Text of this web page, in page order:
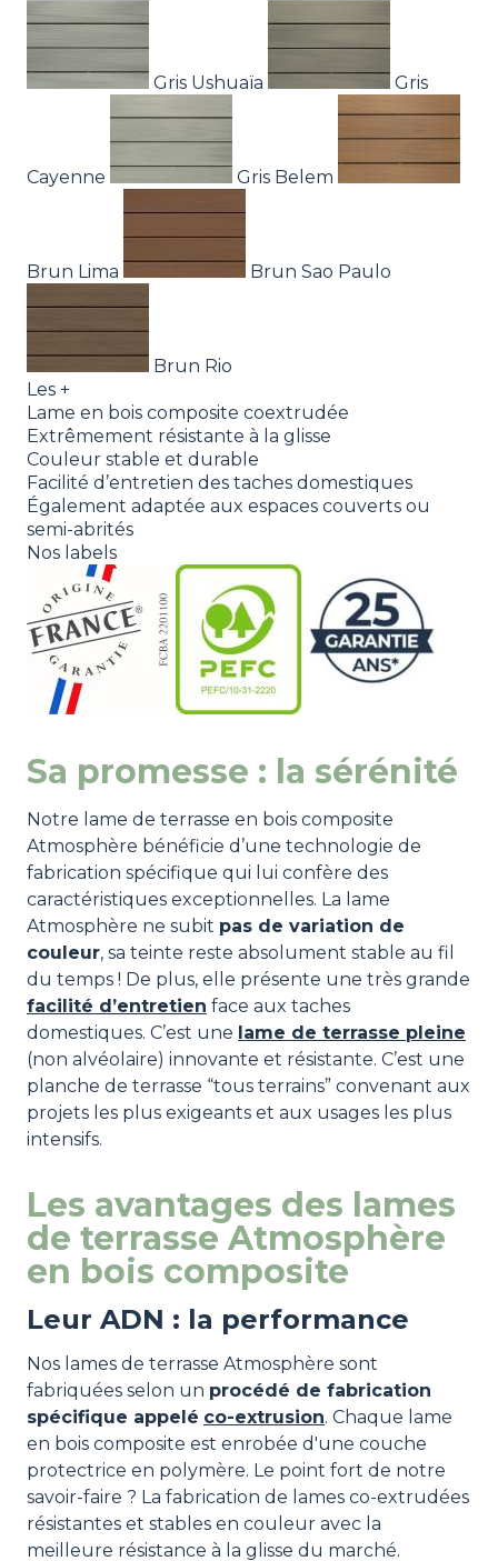
Gris Ushuaïa Gris
Cayenne Gris Belem
Brun Lima Brun Sao Paulo
Brun Rio
Les +
Lame en bois composite coextrudée
Extrêmement résistante à la glisse
Couleur stable et durable
Facilité d’entretien des taches domestiques
Également adaptée aux espaces couverts ou
semi-abrités
Nos labels
Sa promesse : la sérénité
Notre lame de terrasse en bois composite
Atmosphère bénéficie d’une technologie de
fabrication spécifique qui lui confère des
caractéristiques exceptionnelles. La lame
Atmosphère ne subit pas de variation de
couleur, sa teinte reste absolument stable au fil
du temps ! De plus, elle présente une très grande
facilité d’entretien face aux taches
domestiques. C’est une lame de terrasse pleine
(non alvéolaire) innovante et résistante. C’est une
planche de terrasse “tous terrains” convenant aux
projets les plus exigeants et aux usages les plus
intensifs.
Les avantages des lames
de terrasse Atmosphère
en bois composite
Leur ADN : la performance
Nos lames de terrasse Atmosphère sont
fabriquées selon un procédé de fabrication
spécifique appelé co-extrusion. Chaque lame
en bois composite est enrobée d'une couche
protectrice en polymère. Le point fort de notre
savoir-faire ? La fabrication de lames co-extrudées
résistantes et stables en couleur avec la
meilleure résistance à la glisse du marché.